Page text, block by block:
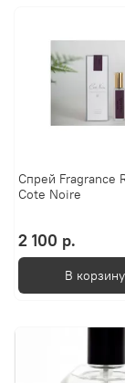
Спрей Fragrance
Cote Noire
2 100 р.
В корзину